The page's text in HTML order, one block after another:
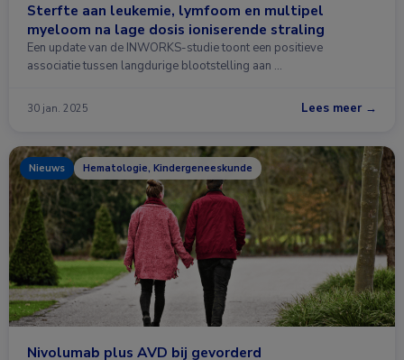
Sterfte aan leukemie, lymfoom en multipel
myeloom na lage dosis ioniserende straling
Een update van de INWORKS-studie toont een positieve
associatie tussen langdurige blootstelling aan …
30 jan. 2025 Lees meer →
Nieuws Hematologie, Kindergeneeskunde
Nivolumab plus AVD bij gevorderd